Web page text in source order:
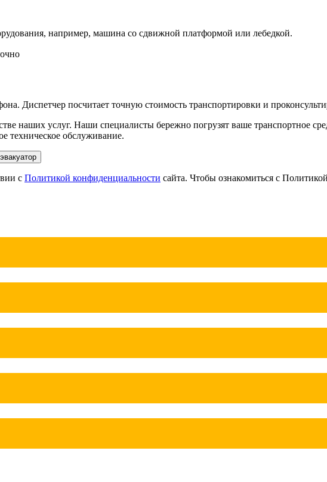
например, машина со сдвижной платформой или лебедкой.
Диспетчер посчитает точную стоимость транспортировки и
наших услуг. Наши специалисты бережно погрузят ваше транспортное
техническое обслуживание.
с Политикой конфиденциальности сайта. Чтобы ознакомиться с